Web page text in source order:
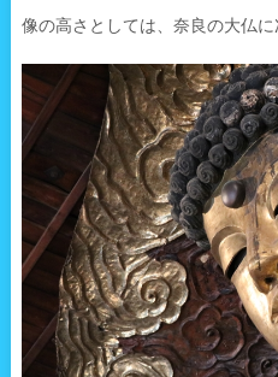
像の高さとしては、奈良の大仏に